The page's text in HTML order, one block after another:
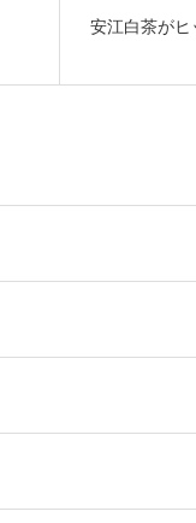
安江白茶がヒ